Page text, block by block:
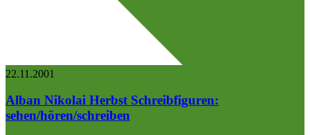
22.11.2001
Alban Nikolai Herbst Schreibfiguren:
sehen/hören/schreiben